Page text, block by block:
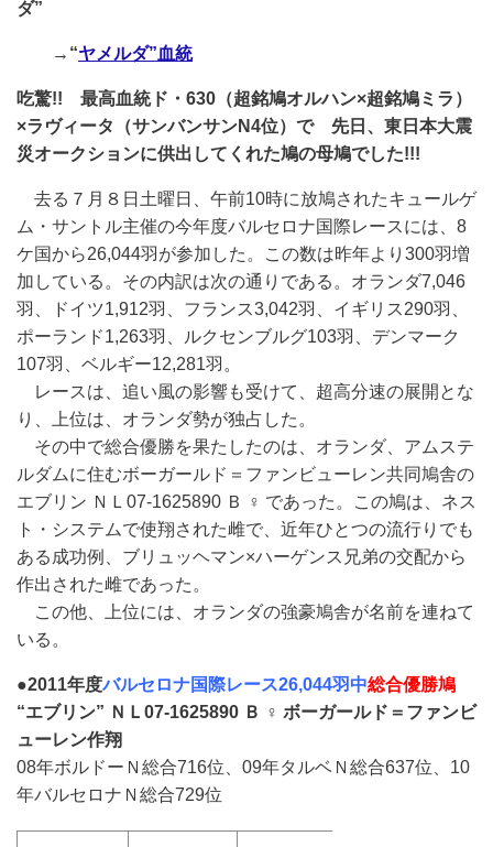
ダ”
→“ヤメルダ”血統
吃驚!! 最高血統ド・630（超銘鳩オルハン×超銘鳩ミラ）
×ラヴィータ（サンバンサンN4位）で 先日、東日本大震
災オークションに供出してくれた鳩の母鳩でした!!!
去る７月８日土曜日、午前10時に放鳩されたキュールゲ
ム・サントル主催の今年度バルセロナ国際レースには、8
ケ国から26,044羽が参加した。この数は昨年より300羽増
加している。その内訳は次の通りである。オランダ7,046
羽、ドイツ1,912羽、フランス3,042羽、イギリス290羽、
ポーランド1,263羽、ルクセンブルグ103羽、デンマーク
107羽、ベルギー12,281羽。
レースは、追い風の影響も受けて、超高分速の展開とな
り、上位は、オランダ勢が独占した。
その中で総合優勝を果たしたのは、オランダ、アムステ
ルダムに住むボーガールド＝ファンビューレン共同鳩舎の
エブリン ＮＬ07-1625890 Ｂ ♀ であった。この鳩は、ネス
ト・システムで使翔された雌で、近年ひとつの流行りでも
ある成功例、ブリュッヘマン×ハーゲンス兄弟の交配から
作出された雌であった。
この他、上位には、オランダの強豪鳩舎が名前を連ねて
いる。
●2011年度バルセロナ国際レース26,044羽中総合優勝鳩
“エブリン” ＮＬ07-1625890 Ｂ ♀ ボーガールド＝ファンビ
ューレン作翔
08年ボルドーＮ総合716位、09年タルベＮ総合637位、10
年バルセロナＮ総合729位